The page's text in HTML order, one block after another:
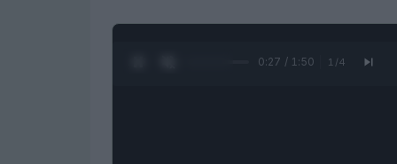
0:28 / 1:50 1 /4